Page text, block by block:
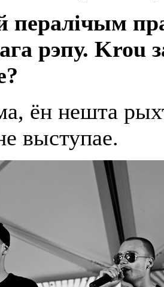
пералічым
рэпу. Krou
ён нешта
выступае.